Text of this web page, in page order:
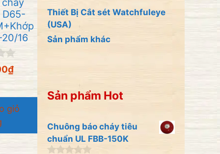
D65-
16
₫
giỏ
Thiết Bị Cắt sét Watchfuleye
(USA)
Sản phẩm khác
Sản phẩm Hot
Chuông báo cháy tiêu
chuẩn UL FBB-150K